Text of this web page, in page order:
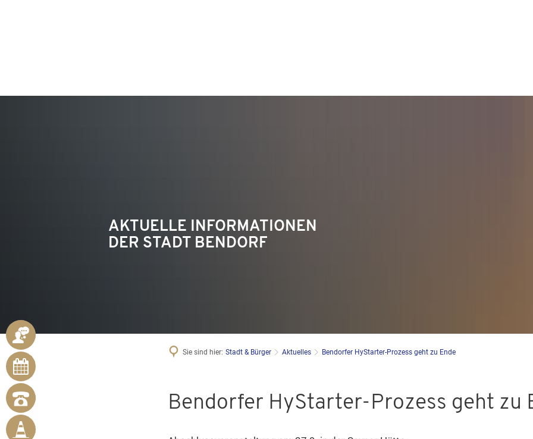
AKTUELLE INFORMATIONEN
DER STADT BENDORF
ANSPRECHPARTNER
ONLINE-
TERMINE
NOTRUFNUMMERN
BÜRGER
MELDEN
Sie sind hier: Stadt & Bürger Aktuelles Bendorfer HyStarter-Prozess geht zu Ende
Bendorfer HyStarter-Prozess geht zu